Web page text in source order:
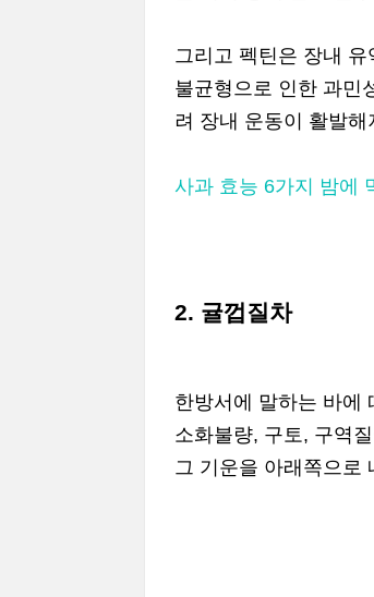
그리고 펙틴은 장내
불균형으로 인한 과민
려 장내 운동이 활발
사과 효능 6가지 밤에
2. 귤껍질차
한방서에 말하는 바에
소화불량, 구토, 구역
그 기운을 아래쪽으로